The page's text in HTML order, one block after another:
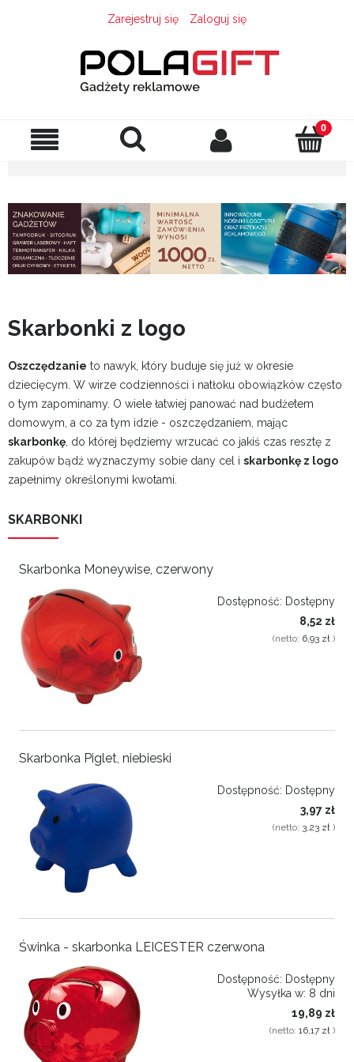
Zarejestruj się Zaloguj się
Skarbonki z logo
Oszczędzanie to nawyk, który buduje się już w okresie
dziecięcym. W wirze codzienności i natłoku obowiązków często
o tym zapominamy. O wiele łatwiej panować nad budżetem
domowym, a co za tym idzie - oszczędzaniem, mając
skarbonkę , do której będziemy wrzucać co jakiś czas resztę z
zakupów bądź wyznaczymy sobie dany cel i skarbonkę z logo
zapełnimy określonymi kwotami.
SKARBONKI
Skarbonka Moneywise, czerwony
Dostępność: Dostępny
8,52 zł
(netto: 6,93 zł )
Skarbonka Piglet, niebieski
Dostępność: Dostępny
3,97 zł
(netto: 3,23 zł )
Świnka - skarbonka LEICESTER czerwona
Dostępność: Dostępny
Wysyłka w: 8 dni
19,89 zł
(netto: 16,17 zł )